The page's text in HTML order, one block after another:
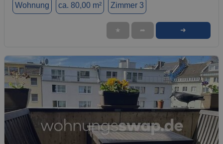
Wohnung ca. 80,00 m² Zimmer 3
★ ➦ ➜